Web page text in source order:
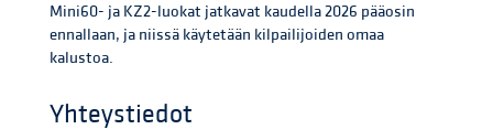
Mini60- ja KZ2-luokat jatkavat kaudella 2026 pääosin
ennallaan, ja niissä käytetään kilpailijoiden omaa
kalustoa.
Yhteystiedot